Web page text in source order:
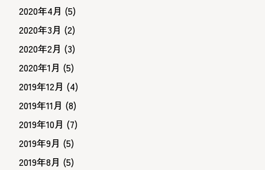
2020年4月 (5)
2020年3月 (2)
2020年2月 (3)
2020年1月 (5)
2019年12月 (4)
2019年11月 (8)
2019年10月 (7)
2019年9月 (5)
2019年8月 (5)